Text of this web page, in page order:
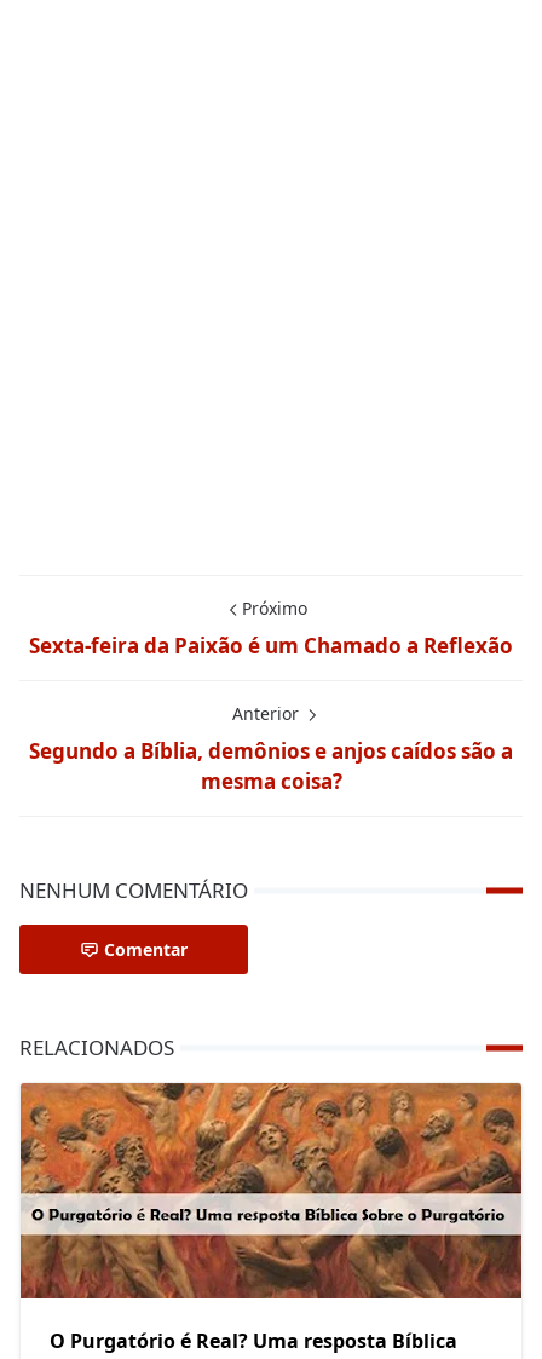
Próximo
Sexta-feira da Paixão é um Chamado a Reflexão
Anterior
Segundo a Bíblia, demônios e anjos caídos são a
mesma coisa?
NENHUM COMENTÁRIO
Comentar
RELACIONADOS
O Purgatório é Real? Uma resposta Bíblica